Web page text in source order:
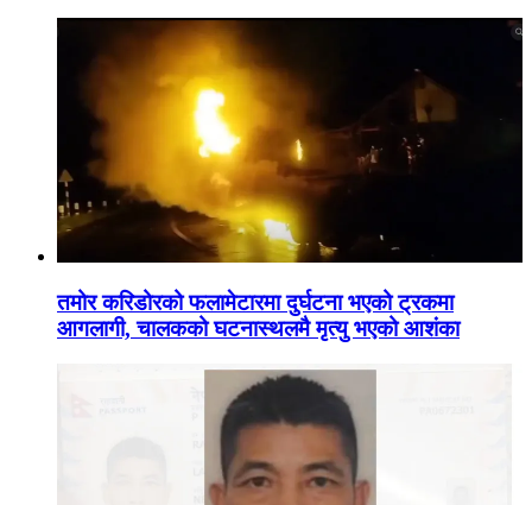
तमोर करिडोरको फलामेटारमा दुर्घटना भएको ट्रकमा
आगलागी, चालकको घटनास्थलमै मृत्यु भएको आशंका